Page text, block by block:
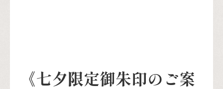
《七夕限定御朱印のご案